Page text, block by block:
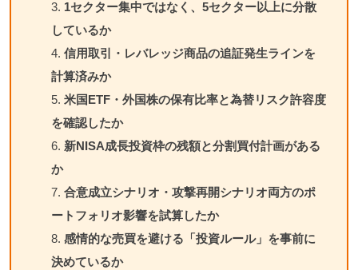
1セクター集中ではなく、5セクター以上に分散
しているか
信用取引・レバレッジ商品の追証発生ラインを
計算済みか
米国ETF・外国株の保有比率と為替リスク許容度
を確認したか
新NISA成長投資枠の残額と分割買付計画がある
か
合意成立シナリオ・攻撃再開シナリオ両方のポ
ートフォリオ影響を試算したか
感情的な売買を避ける「投資ルール」を事前に
決めているか